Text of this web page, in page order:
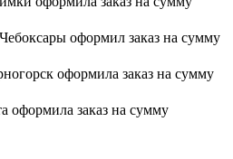
оформил заказ на сумму
оформила заказ на сумму
оформила заказ на сумму